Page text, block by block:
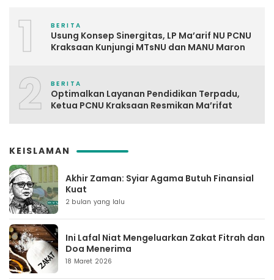
1 BERITA
Usung Konsep Sinergitas, LP Ma’arif NU PCNU
Kraksaan Kunjungi MTsNU dan MANU Maron
2 BERITA
Optimalkan Layanan Pendidikan Terpadu,
Ketua PCNU Kraksaan Resmikan Ma’rifat
KEISLAMAN
Akhir Zaman: Syiar Agama Butuh Finansial
Kuat
2 bulan yang lalu
Ini Lafal Niat Mengeluarkan Zakat Fitrah dan
Doa Menerima
18 Maret 2026